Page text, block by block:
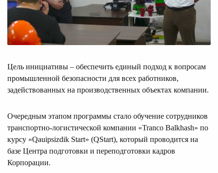
Цель инициативы – обеспечить единый подход к вопросам
промышленной безопасности для всех работников,
задействованных на производственных объектах компании.
Очередным этапом программы стало обучение сотрудников
транспортно-логистической компании «Tranco Balkhash» по
курсу «Qauipsizdik Start» (QStart), который проводится на
базе Центра подготовки и переподготовки кадров
Корпорации.